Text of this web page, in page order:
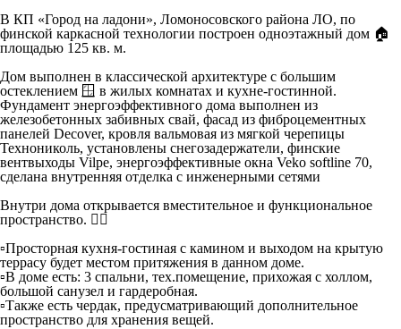
В КП «Город на ладони», Ломоносовского района ЛО, по
финской каркасной технологии построен одноэтажный дом 🏠
площадью 125 кв. м.
Дом выполнен в классической архитектуре с большим
остеклением 🪟 в жилых комнатах и кухне-гостинной.
Фундамент энергоэффективного дома выполнен из
железобетонных забивных свай, фасад из фиброцементных
панелей Decover, кровля вальмовая из мягкой черепицы
Технониколь, установлены снегозадержатели, финские
вентвыходы Vilpe, энергоэффективные окна Veko softline 70,
сделана внутренняя отделка с инженерными сетями
Внутри дома открывается вместительное и функциональное
пространство. 👇🏼
▫️Просторная кухня-гостиная с камином и выходом на крытую
террасу будет местом притяжения в данном доме.
▫️В доме есть: 3 спальни, тех.помещение, прихожая с холлом,
большой санузел и гардеробная.
▫️Также есть чердак, предусматривающий дополнительное
пространство для хранения вещей.